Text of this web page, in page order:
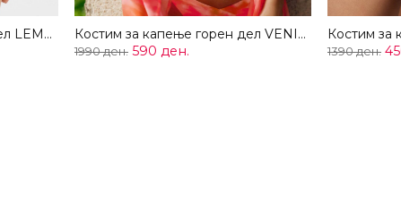
Костим за капење долен дел LEMONADE Костим за капење горен дел VENICE
1990 ден. 590 ден. 1390 ден.